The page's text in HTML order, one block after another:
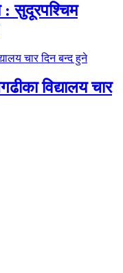
: सुदूरपश्चिम
विद्यालय चार